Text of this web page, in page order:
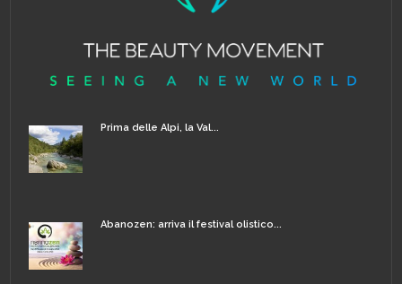
Prima delle Alpi, la Val...
Abanozen: arriva il festival olistico...